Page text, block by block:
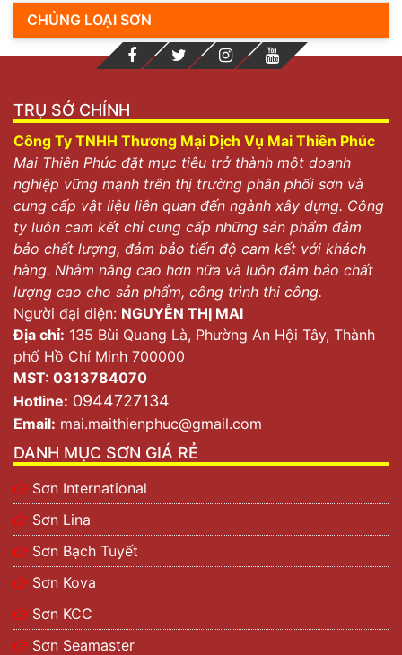
CHỦNG LOẠI SƠN
TRỤ SỞ CHÍNH
Công Ty TNHH Thương Mại Dịch Vụ Mai Thiên Phúc
Mai Thiên Phúc đặt mục tiêu trở thành một doanh
nghiệp vững mạnh trên thị trường phân phối sơn và
cung cấp vật liệu liên quan đến ngành xây dựng. Công
ty luôn cam kết chỉ cung cấp những sản phẩm đảm
bảo chất lượng, đảm bảo tiến độ cam kết với khách
hàng. Nhằm nâng cao hơn nữa và luôn đảm bảo chất
lượng cao cho sản phẩm, công trình thi công.
Người đại diện: NGUYỄN THỊ MAI
Địa chỉ: 135 Bùi Quang Là, Phường An Hội Tây, Thành
phố Hồ Chí Minh 700000
MST: 0313784070
Hotline: 0944727134
Email: mai.maithienphuc@gmail.com
DANH MỤC SƠN GIÁ RẺ
Sơn International
Sơn Lina
Sơn Bạch Tuyết
Sơn Kova
Sơn KCC
Sơn Seamaster